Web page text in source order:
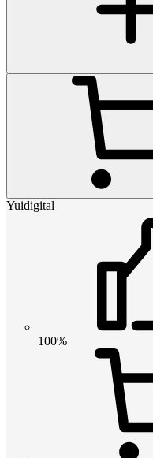
Yuidigital
100%